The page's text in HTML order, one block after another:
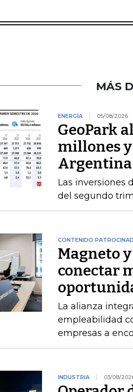
MÁS
ENERGÍA 05/08/2026
GeoPark
millones
Argentina
Las inversiones
del segundo
CONTENIDO
Magneto
conectar
La alianza
empleabilidad
empresas a
INDUSTRIA 03/08/